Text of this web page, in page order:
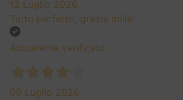
12 Luglio 2026
Tutto perfetto, grazie mille!
Acquirente verificato
09 Luglio 2026